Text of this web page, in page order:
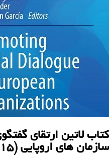
کتاب لاتین ارتقای
سازمان های اروپایی (۲۰۱۵)